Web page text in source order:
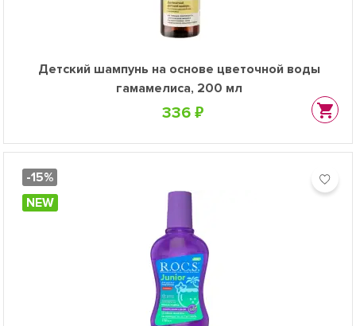
Детский шампунь на основе цветочной воды
гамамелиса, 200 мл
336 ₽
-15%
NEW